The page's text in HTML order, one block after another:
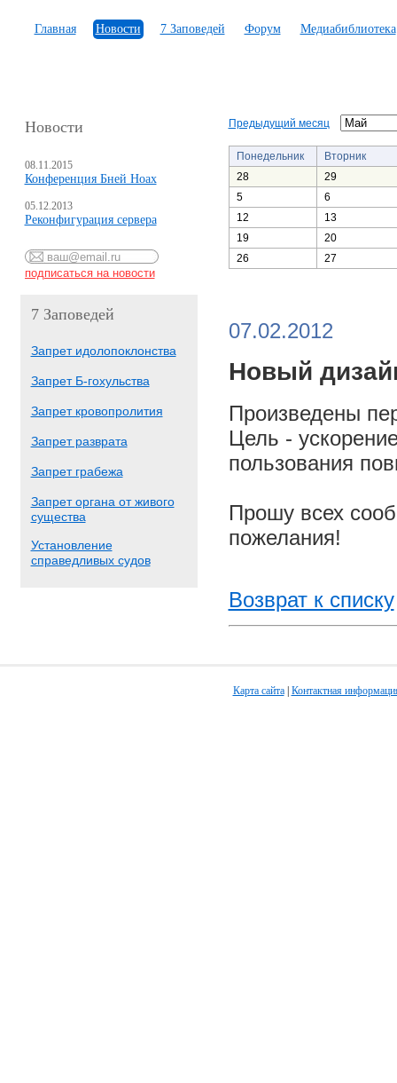
Главная Новости 7 Заповедей Форум Медиабиблиотека
Новости
08.11.2015
Конференция Бней Ноах
05.12.2013
Реконфигурация сервера
7 Заповедей
Запрет идолопоклонства
Запрет Б-гохульства
Запрет кровопролития
Запрет разврата
Запрет грабежа
Запрет органа от живого
существа
Установление
справедливых судов
Предыдущий месяц
Понедельник
Вторник
28
29
5
6
12
13
19
20
26
27
07.02.2012
Новый
Произведены
Цель -
пользования
Прошу всех
пожелания!
Возврат к списку
Карта сайта| Контактная